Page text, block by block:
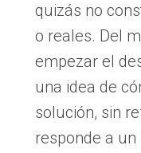
quizás no
o reales. Del
empezar el
una idea de
solución, sin
responde a